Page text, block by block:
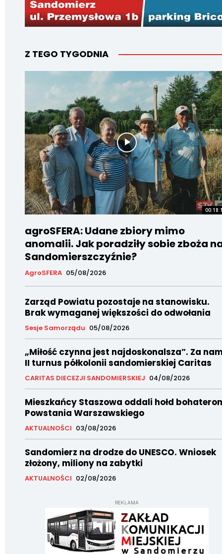
Z TEGO TYGODNIA
agroSFERA: Udane zbiory mimo
anomalii. Jak poradziły sobie zboża
Sandomierszczyźnie?
AgroSFERA 05/08/2026
Zarząd Powiatu pozostaje na stanowisku.
Brak wymaganej większości do odwołania
Sesje Samorządu 05/08/2026
„Miłość czynna jest najdoskonalsza”. Za
II turnus półkolonii sandomierskiej Caritas
CARITAS DIECEZJI SANDOMIERSKIEJ 04/08/2026
Mieszkańcy Staszowa oddali hołd
Powstania Warszawskiego
AKTUALNOŚCI 03/08/2026
Sandomierz na drodze do UNESCO. Wniosek
złożony, miliony na zabytki
AKTUALNOŚCI 02/08/2026
REKLAMA